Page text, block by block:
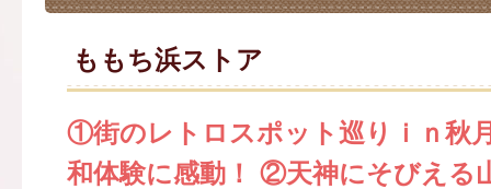
ももち浜ストア
①街のレトロスポット巡りｉｎ秋
和体験に感動！ ②天神にそびえる